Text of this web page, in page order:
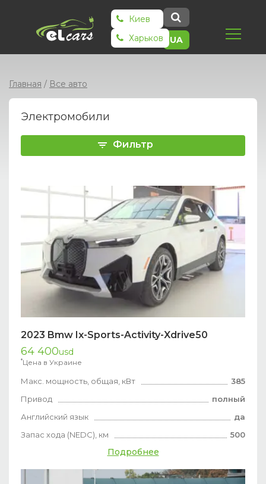
Киев
Харьков
UA
Главная / Все авто
Электромобили
Фильтр
2023 Bmw Ix-Sports-Activity-Xdrive50
64 400usd
*Цена в Украине
Макс. мощность, общая, кВт
385
Привод
полный
Английский язык
да
Запас хода (NEDC), км
500
Подробнее